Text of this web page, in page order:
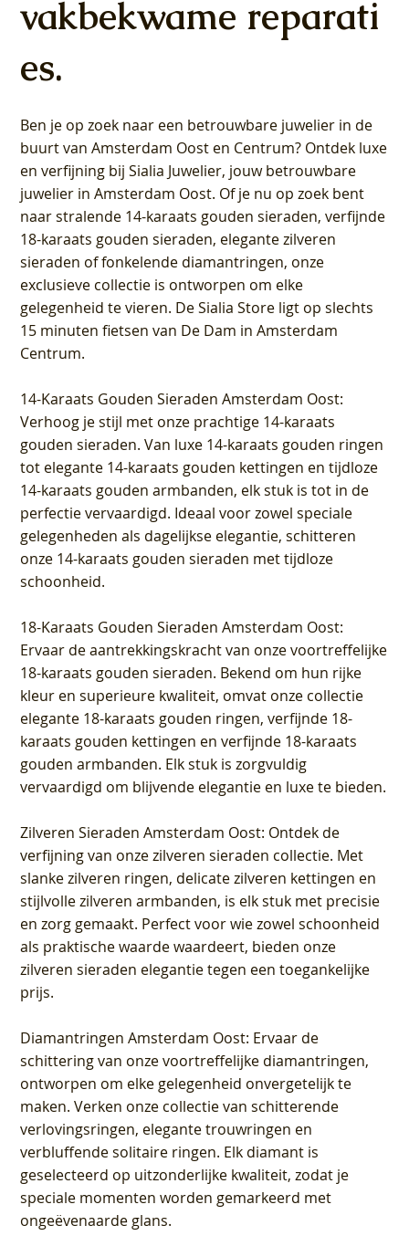
vakbekwame reparati
es.
Ben je op zoek naar een betrouwbare juwelier in de
buurt van Amsterdam Oost en Centrum? Ontdek luxe
en verfijning bij Sialia Juwelier, jouw betrouwbare
juwelier in Amsterdam Oost. Of je nu op zoek bent
naar stralende 14-karaats gouden sieraden, verfijnde
18-karaats gouden sieraden, elegante zilveren
sieraden of fonkelende diamantringen, onze
exclusieve collectie is ontworpen om elke
gelegenheid te vieren. De Sialia Store ligt op slechts
15 minuten fietsen van De Dam in Amsterdam
Centrum.
14-Karaats Gouden Sieraden Amsterdam Oost:
Verhoog je stijl met onze prachtige 14-karaats
gouden sieraden. Van luxe 14-karaats gouden ringen
tot elegante 14-karaats gouden kettingen en tijdloze
14-karaats gouden armbanden, elk stuk is tot in de
perfectie vervaardigd. Ideaal voor zowel speciale
gelegenheden als dagelijkse elegantie, schitteren
onze 14-karaats gouden sieraden met tijdloze
schoonheid.
18-Karaats Gouden Sieraden Amsterdam Oost:
Ervaar de aantrekkingskracht van onze voortreffelijke
18-karaats gouden sieraden. Bekend om hun rijke
kleur en superieure kwaliteit, omvat onze collectie
elegante 18-karaats gouden ringen, verfijnde 18-
karaats gouden kettingen en verfijnde 18-karaats
gouden armbanden. Elk stuk is zorgvuldig
vervaardigd om blijvende elegantie en luxe te bieden.
Zilveren Sieraden Amsterdam Oost: Ontdek de
verfijning van onze zilveren sieraden collectie. Met
slanke zilveren ringen, delicate zilveren kettingen en
stijlvolle zilveren armbanden, is elk stuk met precisie
en zorg gemaakt. Perfect voor wie zowel schoonheid
als praktische waarde waardeert, bieden onze
zilveren sieraden elegantie tegen een toegankelijke
prijs.
Diamantringen Amsterdam Oost: Ervaar de
schittering van onze voortreffelijke diamantringen,
ontworpen om elke gelegenheid onvergetelijk te
maken. Verken onze collectie van schitterende
verlovingsringen, elegante trouwringen en
verbluffende solitaire ringen. Elk diamant is
geselecteerd op uitzonderlijke kwaliteit, zodat je
speciale momenten worden gemarkeerd met
ongeëvenaarde glans.